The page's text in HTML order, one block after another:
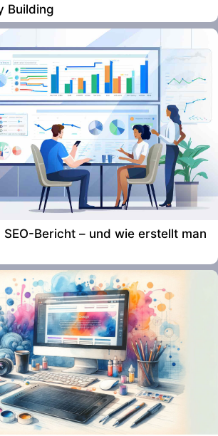
Building
SEO-Bericht – und wie erstellt man